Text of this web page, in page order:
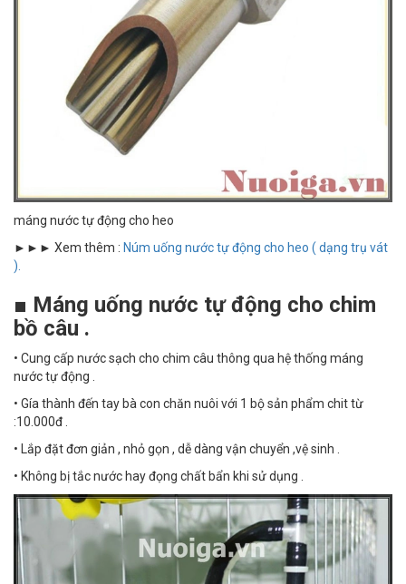
máng nước tự động cho heo
►►► Xem thêm : Núm uống nước tự động cho heo ( dạng trụ vát
).
■ Máng uống nước tự động cho chim
bồ câu .
• Cung cấp nước sạch cho chim câu thông qua hệ thống máng
nước tự động .
• Gía thành đến tay bà con chăn nuôi với 1 bộ sản phẩm chit từ
:10.000đ .
• Lắp đặt đơn giản , nhỏ gọn , dễ dàng vận chuyển ,vệ sinh .
• Không bị tắc nước hay đọng chất bẩn khi sử dụng .